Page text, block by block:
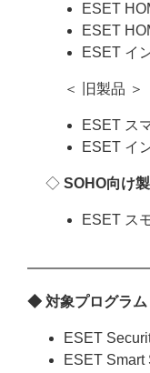
ESET
ESET
ESET イ
＜ 旧製品 ＞
ESET ス
ESET イ
◇ SOHO向け
ESET ス
◆ 対象プログラム
ESET
ESET Smart